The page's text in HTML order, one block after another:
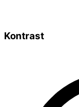
Kontrast